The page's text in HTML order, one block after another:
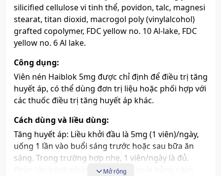
Thành phần chính Bisoprolol
Chú ý
Sản phẩm này chỉ bán khi có chỉ
định của bác sĩ, mọi thông tin
trên đây chỉ mang tính chất
silicified cellulose vi tinh thể, povidon, talc, magnesi
stearat, titan dioxid, macrogol poly (vinylalcohol)
grafted copolymer, FDC yellow no. 10 Al-lake, FDC
yellow no. 6 Al lake.
Công dụng:
Viên nén Haiblok 5mg được chỉ định để điều trị tăng
huyết áp, có thể dùng đơn trị liệu hoặc phối hợp với
các thuốc điều trị tăng huyết áp khác.
Cách dùng và liều dùng:
Tăng huyết áp: Liều khởi đầu là 5mg (1 viên)/ngày,
uống 1 lần vào buổi sáng trước hoặc sau bữa ăn
sáng. Trong trường hợp nhẹ, 1 viên/ngày là đủ.
Phần lớn bệnh nhân có thể kiểm soát bằng cách
Mở rộng